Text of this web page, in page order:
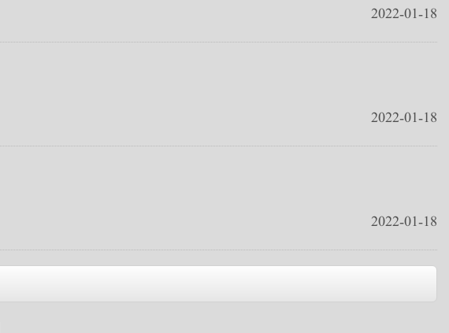
2022-01-18
2022-01-18
2022-01-18